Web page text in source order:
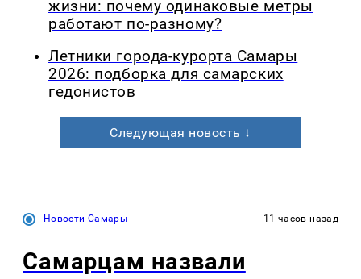
жизни: почему одинаковые метры
работают по-разному?
Летники города-курорта Самары
2026: подборка для самарских
гедонистов
Следующая новость ↓
Новости Самары 11 часов назад
Самарцам назвали